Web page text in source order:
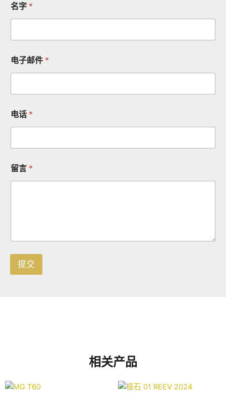
名字 *
电子邮件 *
电话 *
留言 *
提交
相关产品